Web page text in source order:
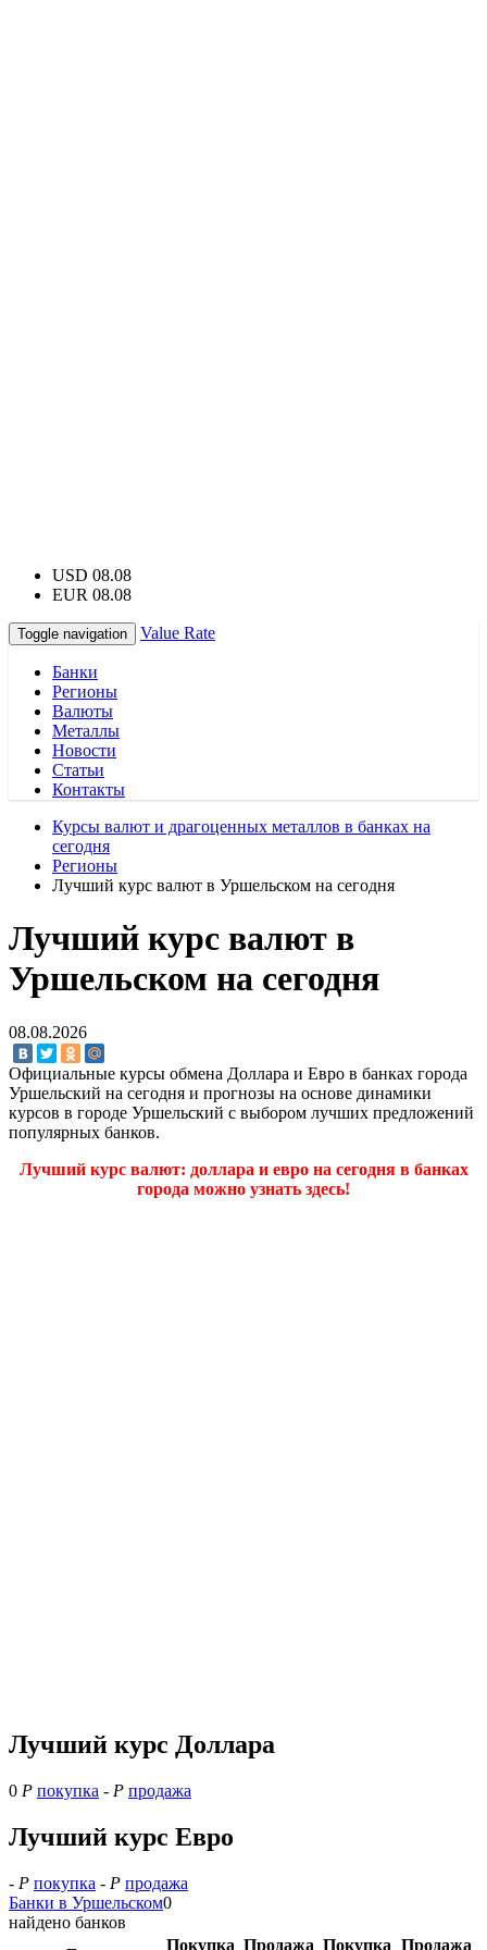
USD 08.08
EUR 08.08
Toggle navigation Value Rate
Банки
Регионы
Валюты
Металлы
Новости
Статьи
Контакты
Курсы валют и драгоценных металлов в банках на
сегодня
Регионы
Лучший курс валют в Уршельском на сегодня
Лучший курс валют в
Уршельском на сегодня
08.08.2026
Официальные курсы обмена Доллара и Евро в банках города
Уршельский на сегодня и прогнозы на основе динамики
курсов в городе Уршельский с выбором лучших предложений
популярных банков.
Лучший курс валют: доллара и евро на сегодня в банках
города можно узнать здесь!
Лучший курс Доллара
0 Р покупка - Р продажа
Лучший курс Евро
- Р покупка - Р продажа
Банки в Уршельском0
найдено банков
Покупка Продажа Покупка Продажа